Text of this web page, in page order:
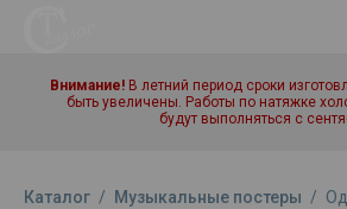
Внимание! В летний период сроки
быть увеличены. Работы по натяжке
будут выполняться с
Каталог / Музыкальные постеры /